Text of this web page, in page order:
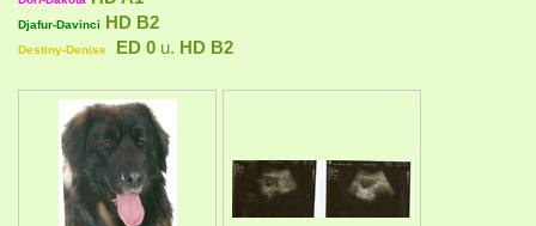
Djafur-Davinci HD B2
Destiny-Denise ED 0 u. HD B2